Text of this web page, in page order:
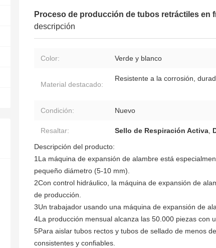
Proceso de producción de tubos retráctiles en
descripción
Color: Verde y blanco
Material destacado:
Resistente a la corrosión,
Condición: Nuevo
Resaltar: Sello de Respiración Activa,
Descripción del producto:
1La máquina de expansión de alambre está
pequeño diámetro (5-10 mm).
2Con control hidráulico, la máquina de expansión de
de producción.
3Un trabajador usando una máquina de expansión de
4La producción mensual alcanza las 50.000 piezas con
5Para aislar tubos rectos y tubos de sellado de menos
consistentes y confiables.